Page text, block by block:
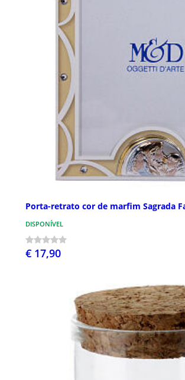
Porta-retrato cor de marfim Sagrada
DISPONÍVEL
€ 17,90